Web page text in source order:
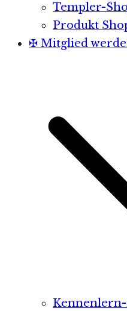
Templer-
Produkt
✠ Mitglied